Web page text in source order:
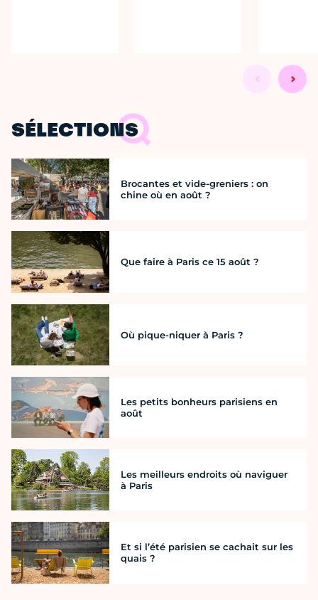
SÉLECTIONS
Brocantes et vide-greniers : on
chine où en août ?
Que faire à Paris ce 15 août ?
Où pique-niquer à Paris ?
Les petits bonheurs parisiens en
août
Les meilleurs endroits où naviguer
à Paris
Et si l’été parisien se cachait sur les
quais ?